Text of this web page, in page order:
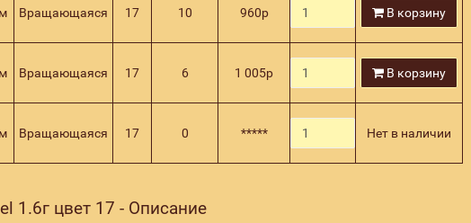
Вращающаяся 17 10 960р В корзину
Вращающаяся 17 6 1 005р В корзину
Вращающаяся 17 0 ***** Нет в наличии
1.6г цвет 17 - Описание